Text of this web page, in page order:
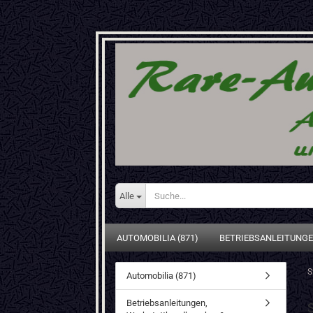
Alle
AUTOMOBILIA (871)
Automobilia (871)
Betriebsanleitungen,